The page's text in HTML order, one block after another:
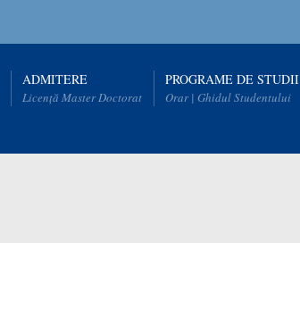
ADMITERE
Licență Master Doctorat
PROGRAME DE STUDII
Orar | Ghidul Studentului